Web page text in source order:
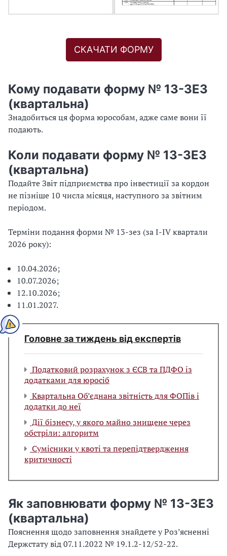
СКАЧАТИ ФОРМУ
Кому подавати форму № 13-ЗЕЗ
(квартальна)
Знадобиться ця форма юрособам, адже саме вони її
подають.
Коли подавати форму № 13-ЗЕЗ
(квартальна)
Подайте Звіт підприємства про інвестиції за кордон
не пізніше 10 числа місяця, наступного за звітним
періодом.
Терміни подання форми № 13-зез (за I-IV квартали
2026 року):
10.04.2026;
10.07.2026;
12.10.2026;
11.01.2027.
Головне за тиждень від експертів
Податковий розрахунок з ЄСВ та ПДФО із
додатками для юросіб
Квартальна Об’єднана звітність для ФОПів і
додатки до неї
Дії бізнесу, у якого майно знищене через
обстріли: алгоритм
Сумісники у квоті та перепідтвердження
критичності
Як заповнювати форму № 13-ЗЕЗ
(квартальна)
Пояснення щодо заповнення знайдете у Роз’ясненні
Держстату від 07.11.2022 № 19.1.2-12/52-22.